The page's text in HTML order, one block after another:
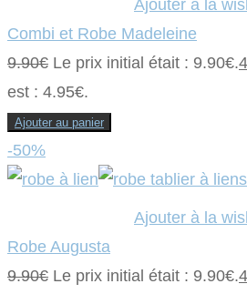
Ajouter à la
Combi et Robe Madeleine
9.90€ Le prix initial était : 9.90€.
est : 4.95€.
Ajouter au panier
-50%
Ajouter à la
Robe Augusta
9.90€ Le prix initial était : 9.90€.